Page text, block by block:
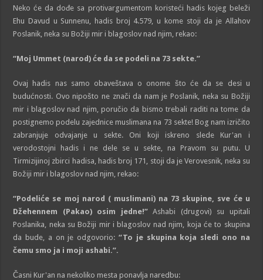
Neko će da dođe sa protivargumentom koristeći hadis kojeg beleži
Ehu Davud u Sunnenu, hadis broj 4.579, u kome stoji da je Allahov
Poslanik, neka su Božiji mir i blagoslov nad njim, rekao:
“Moj Ummet (narod) će da se podeli na 73 sekte.”
Ovaj hadis nas samo obaveštava o onome što će da se desi u
budućnosti. Ovo nipošto ne znači da nam je Poslanik, neka su Božiji
mir i blagoslov nad njim, poručio da bismo trebali raditi na tome da
postignemo podelu zajednice muslimana na 73 sekte! Bog nam izričito
zabranjuje odvajanje u sekte. Oni koji iskreno slede Kur'an i
verodostojni hadis i ne dele se u sekte, na Pravom su putu. U
Tirmizijinoj zbirci hadisa, hadis broj 171, stoji da je Verovesnik, neka su
Božiji mir i blagoslov nad njim, rekao:
“Pod eliće se moj narod ( muslimani) na 73 skupine, sve će u
Džehennem (Pakao) osim jedne!”Ashabi (drugovi) su upitali
Poslanika, neka su Božiji mir i blagoslov nad njim, koja će to skupina
da bude, a on je odgovorio: “To je skupina koja sledi ono na
čemu smo ja i moji ashabi.”.
Časni Kur'an na nekoliko mesta ponavlja naredbu: